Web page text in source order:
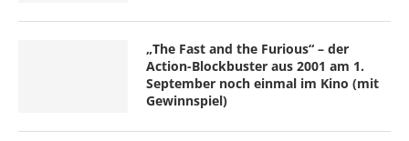
„The Fast and the Furious“ – der
Action-Blockbuster aus 2001 am 1.
September noch einmal im Kino (mit
Gewinnspiel)